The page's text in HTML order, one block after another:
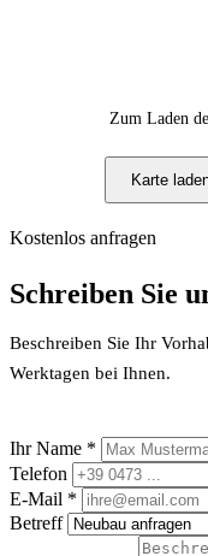
Zum Laden
Karte
Kostenlos anfragen
Schreiben Sie
Beschreiben Sie Ihr
Werktagen bei Ihnen.
Ihr Name *
Telefon
E-Mail *
Betreff